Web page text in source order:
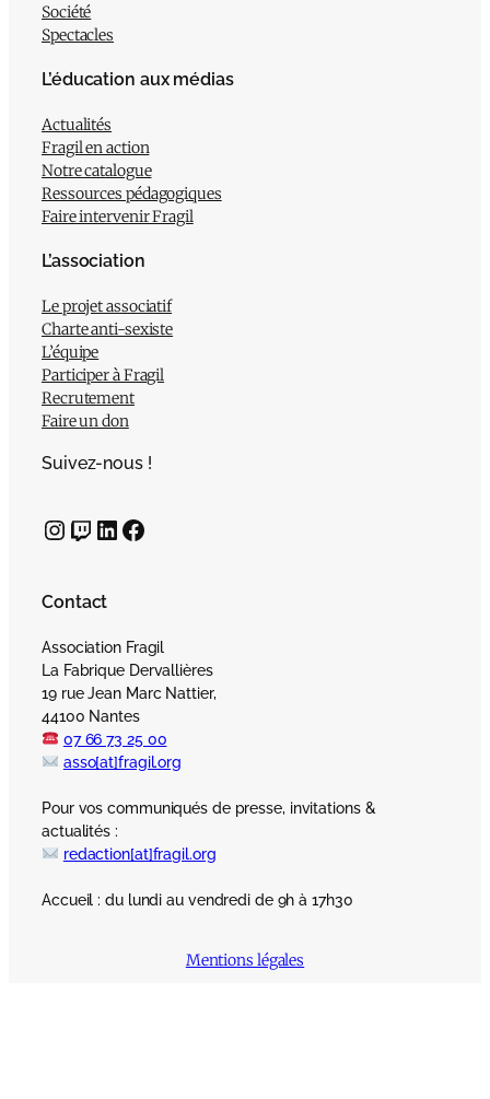
Société
Spectacles
L’éducation aux médias
Actualités
Fragil en action
Notre catalogue
Ressources pédagogiques
Faire intervenir Fragil
L’association
Le projet associatif
Charte anti-sexiste
L’équipe
Participer à Fragil
Recrutement
Faire un don
Suivez-nous !
InstagramTwitch LinkedIn Facebook
Contact
Association Fragil
La Fabrique Dervallières
19 rue Jean Marc Nattier,
44100 Nantes
07 66 73 25 00
asso[at]fragil.org
Pour vos communiqués de presse, invitations &
actualités :
redaction[at]fragil.org
Accueil : du lundi au vendredi de 9h à 17h30
Mentions légales